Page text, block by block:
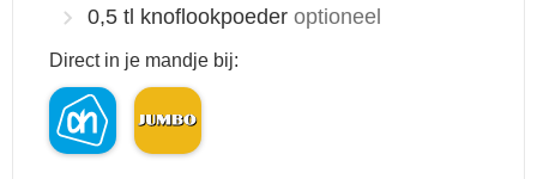
0,5 tl knoflookpoeder optioneel
Direct in je mandje bij: